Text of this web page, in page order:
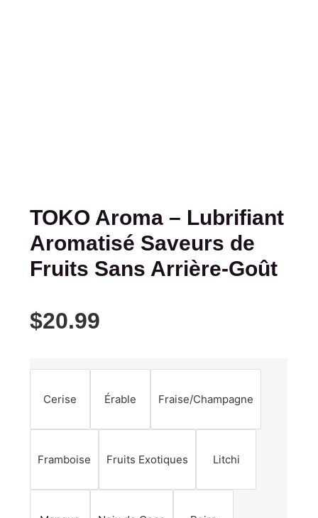
TOKO Aroma – Lubrifiant
Aromatisé Saveurs de
Fruits Sans Arrière-Goût
$20.99
Cerise Érable Fraise/Champagne
Framboise Fruits Exotiques Litchi